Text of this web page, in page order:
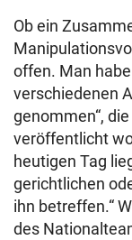
Ob ein
offen. Man
verschiedenen
genommen“,
veröffentlicht
heutigen Tag
gerichtlichen
ihn betreffen.“
des